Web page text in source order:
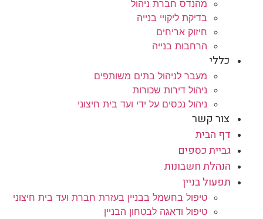
מהנדס חברת ניהול
בדיקת ליקויי בנייה
חיזוק אריחים
הרחבות בנייה
כללי
מעבר לניהול בתים משותפים
ניהול דירות שכורות
ניהול נכסים על ידי ועד בית חיצוני
צור קשר
דף הבית
גביית כספים
הנהלת חשבונות
תפעול בניין
טיפול בחשמל בבניין בעזרת חברת ועד בית חיצוני
טיפול ודאגה לבטחון הבניין